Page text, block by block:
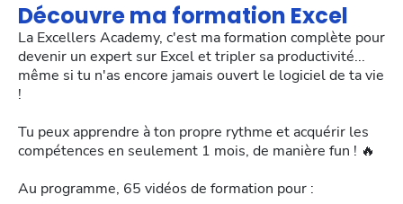
Découvre ma formation Excel
La Excellers Academy, c'est ma formation complète pour
devenir un expert sur Excel et tripler sa productivité...
même si tu n'as encore jamais ouvert le logiciel de ta vie
!
Tu peux apprendre à ton propre rythme et acquérir les
compétences en seulement 1 mois, de manière fun ! 🔥
Au programme, 65 vidéos de formation pour :